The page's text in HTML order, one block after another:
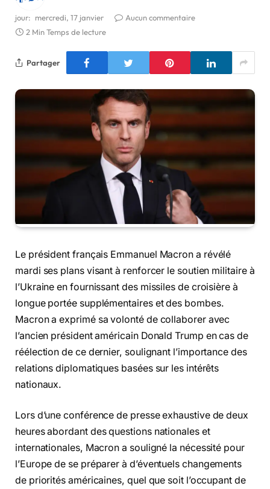
jour: mercredi, 17 janvier
Aucun commentaire
2 Min Temps de lecture
Partager
Le président français Emmanuel Macron a révélé
mardi ses plans visant à renforcer le soutien militaire à
l’Ukraine en fournissant des missiles de croisière à
longue portée supplémentaires et des bombes.
Macron a exprimé sa volonté de collaborer avec
l’ancien président américain Donald Trump en cas de
réélection de ce dernier, soulignant l’importance des
relations diplomatiques basées sur les intérêts
nationaux.
Lors d’une conférence de presse exhaustive de deux
heures abordant des questions nationales et
internationales, Macron a souligné la nécessité pour
l’Europe de se préparer à d’éventuels changements
de priorités américaines, quel que soit l’occupant de